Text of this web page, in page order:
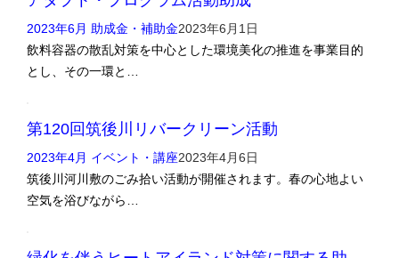
2023年6月 助成金・補助金2023年6月1日
飲料容器の散乱対策を中心とした環境美化の推進を事業目的
とし、その一環と…
第120回筑後川リバークリーン活動
2023年4月 イベント・講座2023年4月6日
筑後川河川敷のごみ拾い活動が開催されます。春の心地よい
空気を浴びながら…